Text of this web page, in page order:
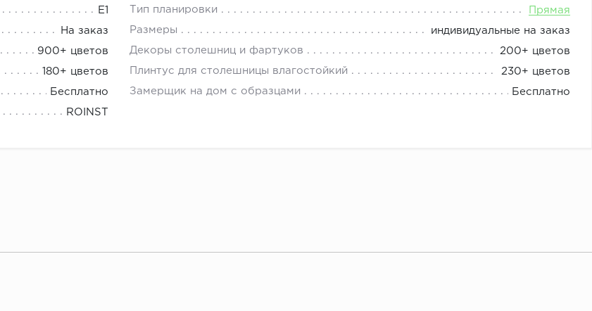
E1 Тип планировки Прямая
На заказ Размеры индивидуальные на заказ
900+ цветов Декоры столешниц и фартуков 200+ цветов
180+ цветов Плинтус для столешницы влагостойкий 230+ цветов
Бесплатно Замерщик на дом с образцами Бесплатно
ROINST
мебели, представлены в их описаниях.
и пожелания просчитает дизайнер.